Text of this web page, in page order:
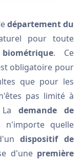
département du
pour toute
. Ce
obligatoire pour
que pour les
pas limité à
Lademande de
n'importe quelle
dispositif de
d'une première